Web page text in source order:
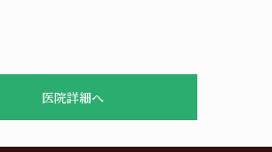
医院詳細へ